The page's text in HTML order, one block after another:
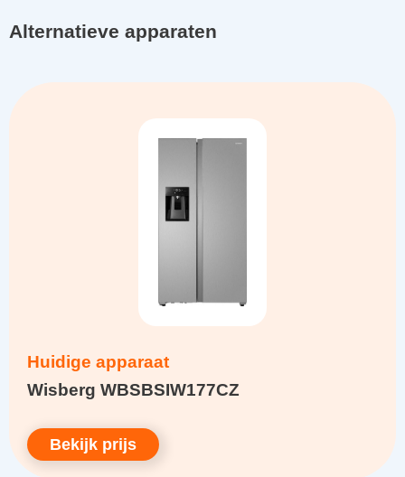
Alternatieve apparaten
Huidige apparaat
Wisberg WBSBSIW177CZ
Bekijk prijs